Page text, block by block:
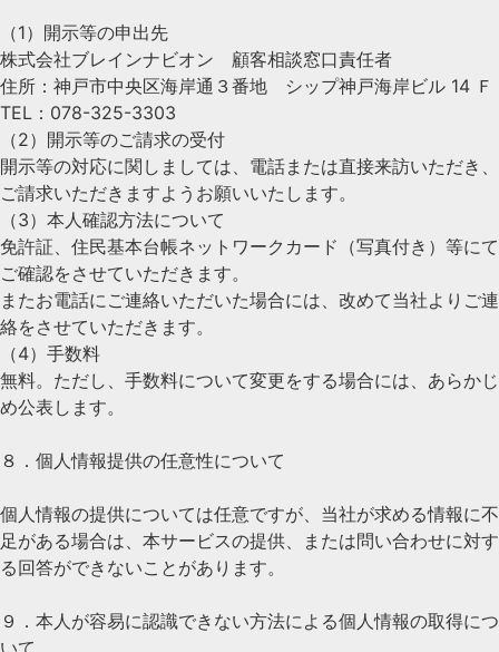
（1）開示等の申出先
株式会社ブレインナビオン 顧客相談窓口責任者
住所：神戸市中央区海岸通３番地 シップ神戸海岸ビル 14 Ｆ
TEL：078-325-3303
（2）開示等のご請求の受付
開示等の対応に関しましては、電話または直接来訪いただき、
ご請求いただきますようお願いいたします。
（3）本人確認方法について
免許証、住民基本台帳ネットワークカード（写真付き）等にて
ご確認をさせていただきます。
またお電話にご連絡いただいた場合には、改めて当社よりご連
絡をさせていただきます。
（4）手数料
無料。ただし、手数料について変更をする場合には、あらかじ
め公表します。
８．個人情報提供の任意性について
個人情報の提供については任意ですが、当社が求める情報に不
足がある場合は、本サービスの提供、または問い合わせに対す
る回答ができないことがあります。
９．本人が容易に認識できない方法による個人情報の取得につ